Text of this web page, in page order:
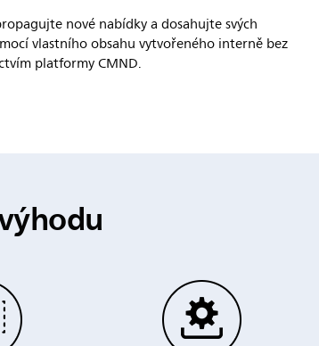
nové nabídky a dosahujte svých
vlastního obsahu vytvořeného interně bez
platformy CMND.